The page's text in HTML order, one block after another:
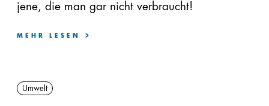
jene, die man gar nicht verbraucht!
MEHR LESEN
Umwelt